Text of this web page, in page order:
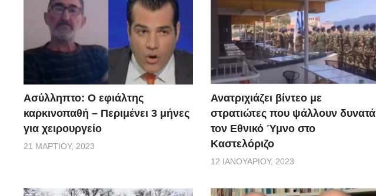
Ασύλληπτο: Ο εφιάλτης
καρκινοπαθή – Περιμένει 3 μήνες
για χειρουργείο
21 ΜΑΡΤΊΟΥ, 2023
Ανατριχιάζει βίντεο με
στρατιώτες που ψάλλουν δυνατά
τον Εθνικό Ύμνο στο
Καστελόριζο
12 ΙΑΝΟΥΑΡΊΟΥ, 2023